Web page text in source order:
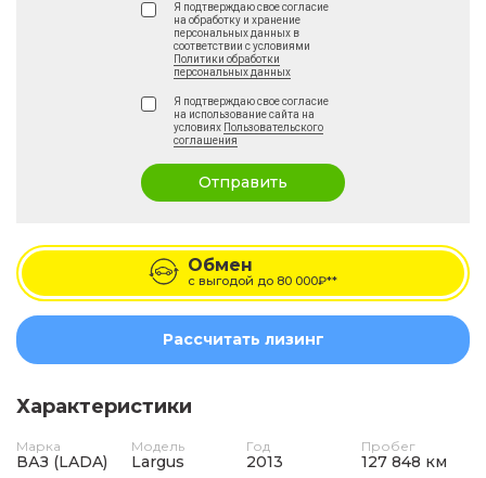
Я подтверждаю свое согласие
на обработку и хранение
персональных данных в
соответствии с условиями
Политики обработки
персональных данных
Я подтверждаю свое согласие
на использование сайта на
условиях Пользовательского
соглашения
Отправить
Обмен
с выгодой до 80 000₽**
Рассчитать лизинг
Характеристики
Марка
ВАЗ (LADA)
Модель
Largus
Год
2013
Пробег
127 848 км